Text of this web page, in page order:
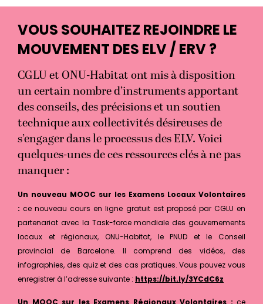
VOUS SOUHAITEZ REJOINDRE LE
MOUVEMENT DES ELV / ERV ?
CGLU et ONU-Habitat ont mis à disposition
un certain nombre d’instruments apportant
des conseils, des précisions et un soutien
technique aux collectivités désireuses de
s’engager dans le processus des ELV. Voici
quelques-unes de ces ressources clés à ne pas
manquer :
Un nouveau MOOC sur les Examens Locaux Volontaires
:ce nouveau cours en ligne gratuit est proposé par CGLU en
partenariat avec la Task-force mondiale des gouvernements
locaux et régionaux, ONU-Habitat, le PNUD et le Conseil
provincial de Barcelone. Il comprend des vidéos, des
infographies, des quiz et des cas pratiques. Vous pouvez vous
enregistrer à l’adresse suivante : https://bit.ly/3YCdC6z
Un MOOC sur les Examens Régionaux Volontaires : ce